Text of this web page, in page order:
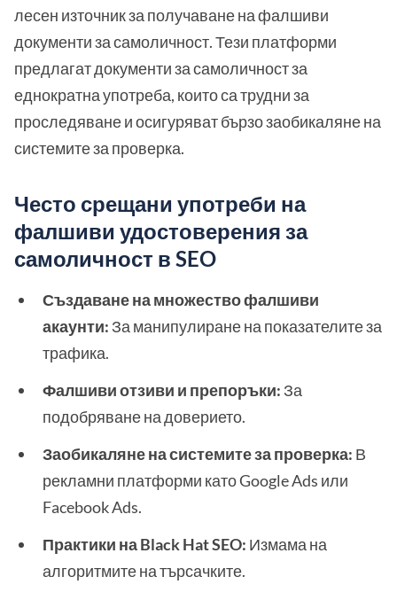
лесен източник за получаване на фалшиви
документи за самоличност. Тези платформи
предлагат документи за самоличност за
еднократна употреба, които са трудни за
проследяване и осигуряват бързо заобикаляне на
системите за проверка.
Често срещани употреби на
фалшиви удостоверения за
самоличност в SEO
Създаване на множество фалшиви
акаунти:За манипулиране на показателите за
трафика.
Фалшиви отзиви и препоръки:За
подобряване на доверието.
Заобикаляне на системите за проверка: В
рекламни платформи като Google Ads или
Facebook Ads.
Практики на Black Hat SEO: Измама на
алгоритмите на търсачките.